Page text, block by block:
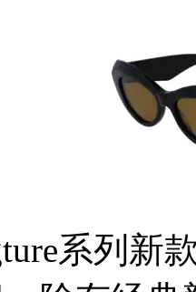
系列新